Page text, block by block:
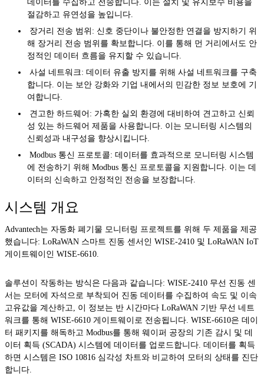
데이터를 수집하고 전송합니다. 이는 설치 및 유지보수 비용을
절감하고 유연성을 높입니다.
장거리 전송 범위: 신호 중단이나 불안정한 연결을 방지하기 위
해 장거리 전송 범위를 확보합니다. 이를 통해 먼 거리에서도 안
정적인 데이터 흐름을 유지할 수 있습니다.
사설 네트워크: 데이터 유출 방지를 위해 사설 네트워크를 구축
합니다. 이는 보안 강화와 기업 내에서의 민감한 정보 보호에 기
여합니다.
견고한 하드웨어: 가혹한 실외 환경에 대비하여 견고하고 신뢰
성 있는 하드웨어 제품을 사용합니다. 이는 모니터링 시스템의
신뢰성과 내구성을 향상시킵니다.
Modbus 통신 프로토콜: 데이터를 효과적으로 모니터링 시스템
에 전송하기 위해 Modbus 통신 프로토콜을 지원합니다. 이는 데
이터의 신속하고 안정적인 전송을 보장합니다.
시스템 개요
Advantech는 자동화 폐기물 모니터링 프로젝트를 위해 두 제품을 제공
했습니다: LoRaWAN 스마트 진동 센서인 WISE-2410 및 LoRaWAN IoT
게이트웨이인 WISE-6610.
솔루션이 작동하는 방식은 다음과 같습니다: WISE-2410 무선 진동 센
서는 모터에 자석으로 부착되어 진동 데이터를 수집하여 속도 및 이속
고유값을 계산하고, 이 정보는 반 시간마다 LoRaWAN 기반 무선 네트
워크를 통해 WISE-6610 게이트웨이로 전송됩니다. WISE-6610은 데이
터 패키지를 해독하고 Modbus를 통해 웨이퍼 공장의 기존 감시 및 데
이터 획득 (SCADA) 시스템에 데이터를 업로드합니다. 데이터를 획득
하면 시스템은 ISO 10816 심각성 차트와 비교하여 모터의 상태를 진단
합니다.